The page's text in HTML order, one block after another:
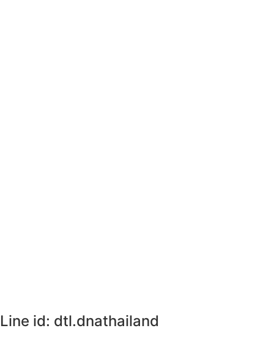
Line id: dtl.dnathailand